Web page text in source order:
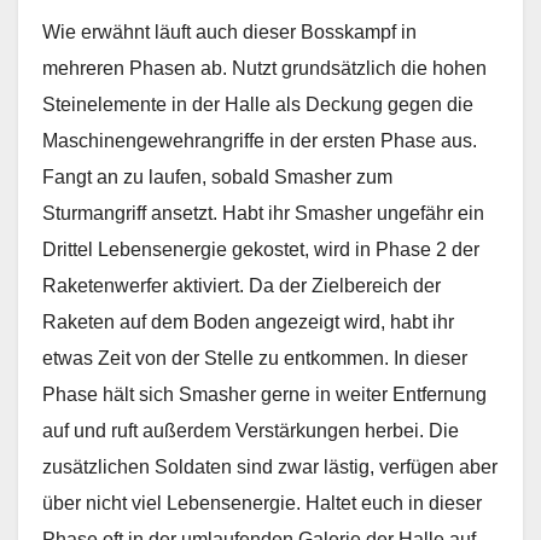
Wie erwähnt läuft auch dieser Bosskampf in
mehreren Phasen ab. Nutzt grundsätzlich die hohen
Steinelemente in der Halle als Deckung gegen die
Maschinengewehrangriffe in der ersten Phase aus.
Fangt an zu laufen, sobald Smasher zum
Sturmangriff ansetzt. Habt ihr Smasher ungefähr ein
Drittel Lebensenergie gekostet, wird in Phase 2 der
Raketenwerfer aktiviert. Da der Zielbereich der
Raketen auf dem Boden angezeigt wird, habt ihr
etwas Zeit von der Stelle zu entkommen. In dieser
Phase hält sich Smasher gerne in weiter Entfernung
auf und ruft außerdem Verstärkungen herbei. Die
zusätzlichen Soldaten sind zwar lästig, verfügen aber
über nicht viel Lebensenergie. Haltet euch in dieser